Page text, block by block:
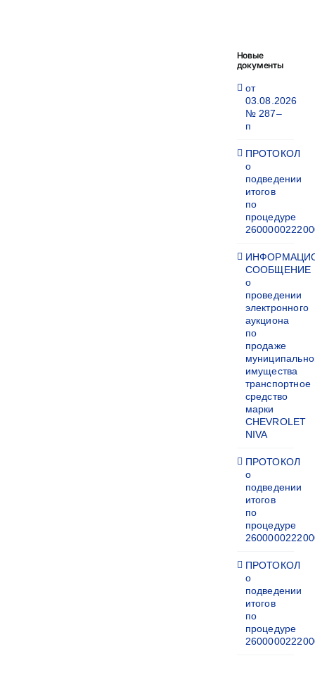
Новые
документы
от
03.08.2026
№ 287–
п
ПРОТОКОЛ
о
подведении
итогов
по
процедуре
СООБЩЕНИЕ
о
проведении
электронного
аукциона
по
продаже
имущества
транспортное
средство
марки
CHEVROLET
NIVA
ПРОТОКОЛ
о
подведении
итогов
по
процедуре
ПРОТОКОЛ
о
подведении
итогов
по
процедуре